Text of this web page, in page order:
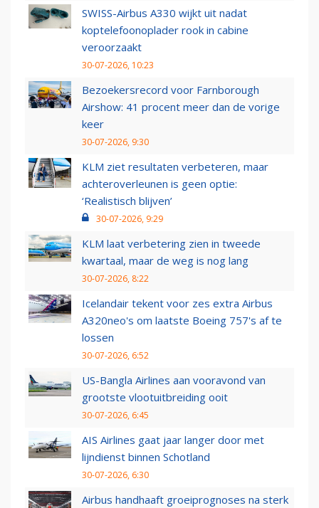
SWISS-Airbus A330 wijkt uit nadat
koptelefoonoplader rook in cabine
veroorzaakt
30-07-2026, 10:23
Bezoekersrecord voor Farnborough
Airshow: 41 procent meer dan de vorige
keer
30-07-2026, 9:30
KLM ziet resultaten verbeteren, maar
achteroverleunen is geen optie:
‘Realistisch blijven’
30-07-2026, 9:29
KLM laat verbetering zien in tweede
kwartaal, maar de weg is nog lang
30-07-2026, 8:22
Icelandair tekent voor zes extra Airbus
A320neo's om laatste Boeing 757's af te
lossen
30-07-2026, 6:52
US-Bangla Airlines aan vooravond van
grootste vlootuitbreiding ooit
30-07-2026, 6:45
AIS Airlines gaat jaar langer door met
lijndienst binnen Schotland
30-07-2026, 6:30
Airbus handhaaft groeiprognoses na sterk